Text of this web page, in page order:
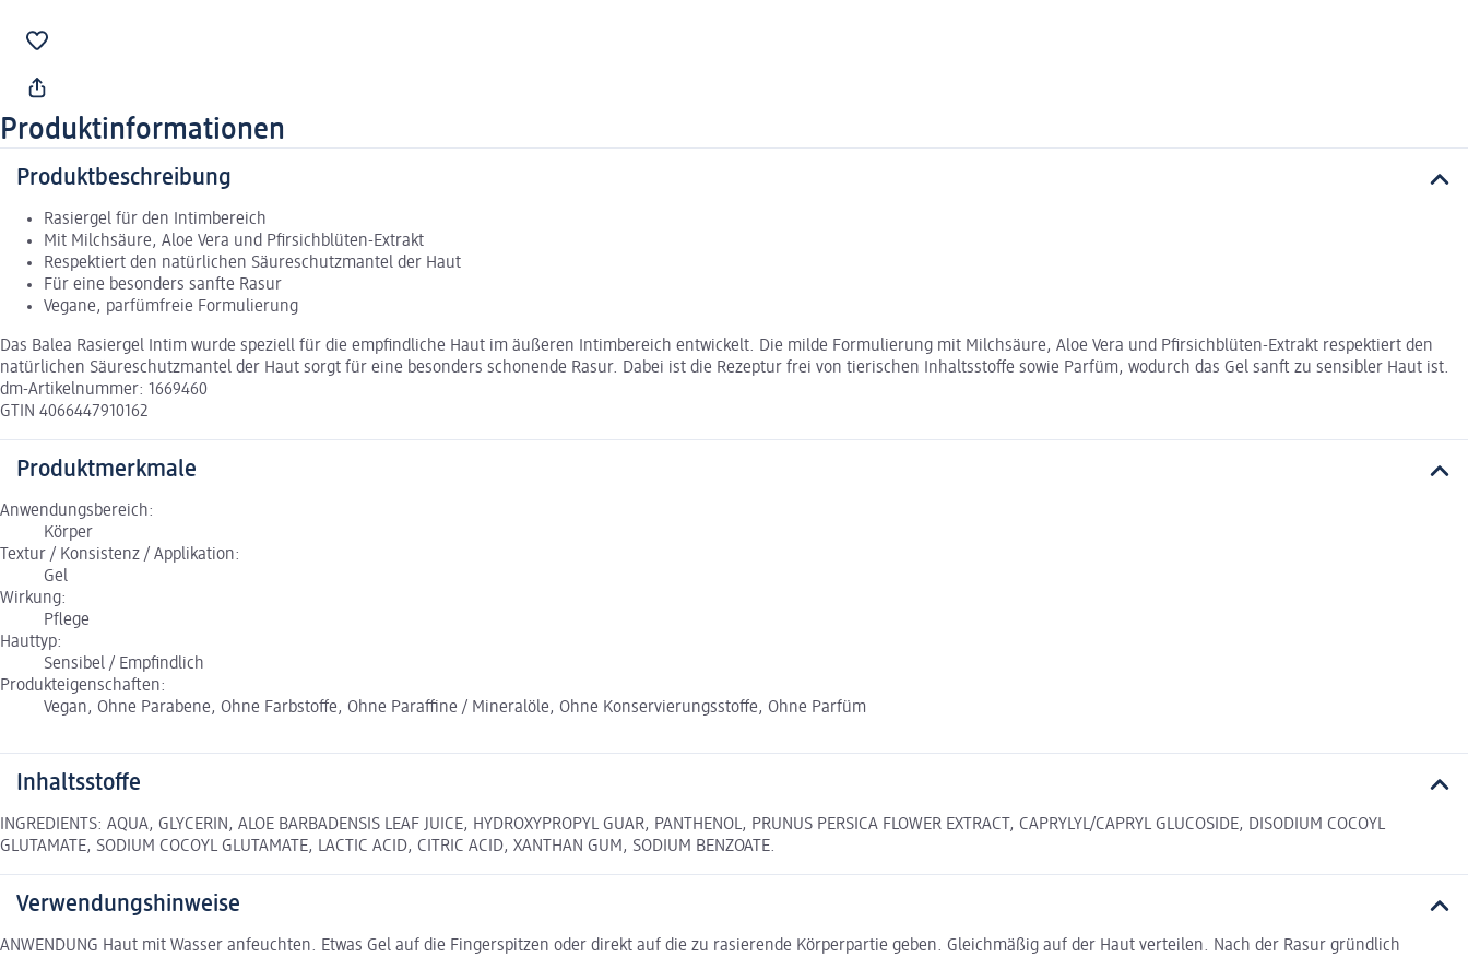
Produktinformationen
Produktbeschreibung
Rasiergel für den Intimbereich
Mit Milchsäure, Aloe Vera und Pfirsichblüten-Extrakt
Respektiert den natürlichen Säureschutzmantel der Haut
Für eine besonders sanfte Rasur
Vegane, parfümfreie Formulierung
Das Balea Rasiergel Intim wurde speziell für die empfindliche Haut im äußeren Intimbereich entwickelt. Die milde Formulierung mit Milchsäure, Aloe Vera und Pfirsichblüten-Extrakt respektiert den
natürlichen Säureschutzmantel der Haut sorgt für eine besonders schonende Rasur. Dabei ist die Rezeptur frei von tierischen Inhaltsstoffe sowie Parfüm, wodurch das Gel sanft zu sensibler Haut ist.
dm-Artikelnummer: 1669460
GTIN 4066447910162
Produktmerkmale
Anwendungsbereich:
Körper
Textur / Konsistenz / Applikation:
Gel
Wirkung:
Pflege
Hauttyp:
Sensibel / Empfindlich
Produkteigenschaften:
Vegan, Ohne Parabene, Ohne Farbstoffe, Ohne Paraffine / Mineralöle, Ohne Konservierungsstoffe, Ohne Parfüm
Inhaltsstoffe
INGREDIENTS: AQUA, GLYCERIN, ALOE BARBADENSIS LEAF JUICE, HYDROXYPROPYL GUAR, PANTHENOL, PRUNUS PERSICA FLOWER EXTRACT, CAPRYLYL/CAPRYL GLUCOSIDE, DISODIUM COCOYL
GLUTAMATE, SODIUM COCOYL GLUTAMATE, LACTIC ACID, CITRIC ACID, XANTHAN GUM, SODIUM BENZOATE.
Verwendungshinweise
ANWENDUNG Haut mit Wasser anfeuchten. Etwas Gel auf die Fingerspitzen oder direkt auf die zu rasierende Körperpartie geben. Gleichmäßig auf der Haut verteilen. Nach der Rasur gründlich